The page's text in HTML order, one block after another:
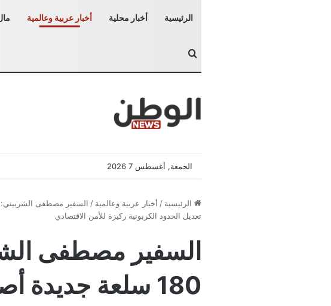
الرئيسية أخبار محلية أخبار عربية وعالمية
بحث عن
الجمعة, أغسطس 7 2026
الرئيسية / أخبار عربية وعالمية /
تعديل الحدود الكربونية ركيزة للأمن الاقتصادي
السفير مصطفى
180 سلعة جديدة